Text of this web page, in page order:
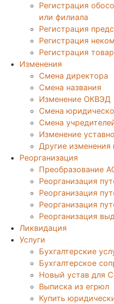
Регистрация
или филиала
Регистрация
Регистрация
Регистрация
Изменения
Смена директора
Смена названия
Изменение ОКВЭД
Смена
Смена
Изменение
Другие
Реорганизация
Преобразование
Реорганизация
Реорганизация
Реорганизация
Реорганизация
Ликвидация
Услуги
Бухгалтерские
Бухгалтерское
Новый устав для
Выписка из егрюл
Купить